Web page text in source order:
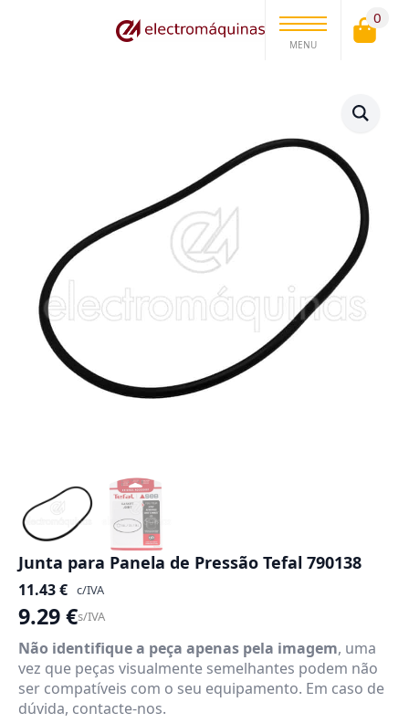
MENU
0
Junta para Panela de Pressão Tefal 790138
11.43€ c/IVA
9.29€s/IVA
Não identifique a peça apenas pela imagem, uma
vez que peças visualmente semelhantes podem não
ser compatíveis com o seu equipamento. Em caso de
dúvida, contacte-nos.